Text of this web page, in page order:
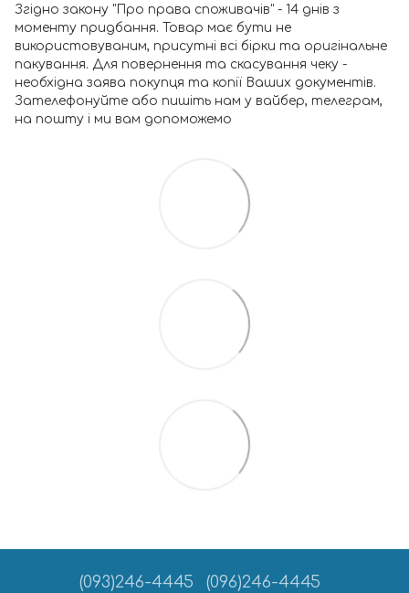
Згідно закону "Про права споживачів" - 14 днів з
моменту придбання. Товар має бути не
використовуваним, присутні всі бірки та оригінальне
пакування. Для повернення та скасування чеку -
необхідна заява покупця та копії Ваших документів.
Зателефонуйте або пишіть нам у вайбер, телеграм,
на пошту і ми вам допоможемо
(093)246-4445 (096)246-4445